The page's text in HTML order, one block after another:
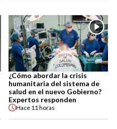
¿Cómo abordar la crisis
humanitaria del sistema de
salud en el nuevo Gobierno?
Expertos responden
Hace 11 horas